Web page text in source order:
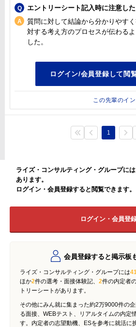
エントリーシート記入時に注意し
質問に対して結論から分かりやす
対する考え方のプロセスが伝わる
した。
この先輩のイ
1
ライズ・コンサルティング・グループには
あります。
ログイン・会員登録すると閲覧できます。
ログイン・会員登
会員登録すると掲示板
ライズ・コンサルティング・グループには
ほか2件の選考・面接体験記、 2件の内定者
トリーシートがあります。
その他にみん就に集まった約2万9000件の
る面接、WEBテスト、リアルタイムの内定
す。内定者の志望動機、ESを参考に就活に